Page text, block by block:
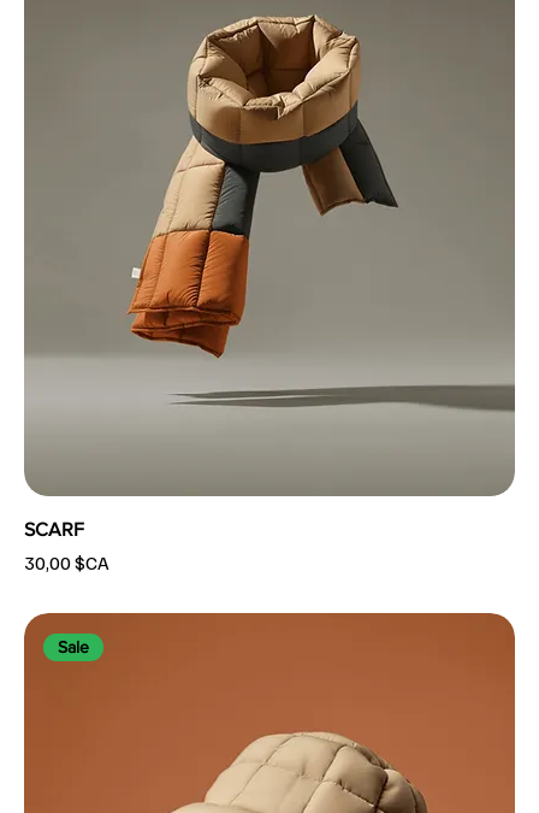
SCARF
Prix
30,00 $CA
Sale